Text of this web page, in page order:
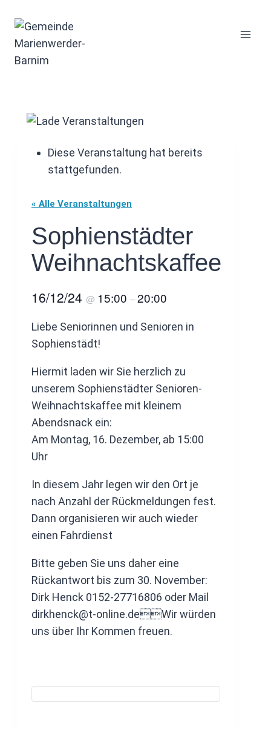
Inhalt
springen
Diese Veranstaltung hat bereits
stattgefunden.
« Alle Veranstaltungen
Sophienstädter
Weihnachtskaffee
16/12/24 @ 15:00 –20:00
Liebe Seniorinnen und Senioren in
Sophienstädt!
Hiermit laden wir Sie herzlich zu
unserem Sophienstädter Senioren-
Weihnachtskaffee mit kleinem
Abendsnack ein:
Am Montag, 16. Dezember, ab 15:00
Uhr
In diesem Jahr legen wir den Ort je
nach Anzahl der Rückmeldungen fest.
Dann organisieren wir auch wieder
einen Fahrdienst
Bitte geben Sie uns daher eine
Rückantwort bis zum 30. November:
Dirk Henck 0152-27716806 oder Mail
dirkhenck@t-online.deWir würden
uns über Ihr Kommen freuen.